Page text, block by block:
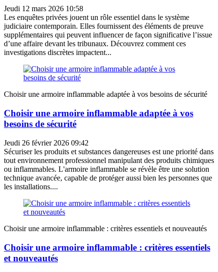
Jeudi 12 mars 2026 10:58
Les enquêtes privées jouent un rôle essentiel dans le système
judiciaire contemporain. Elles fournissent des éléments de preuve
supplémentaires qui peuvent influencer de façon significative l’issue
d’une affaire devant les tribunaux. Découvrez comment ces
investigations discrètes impactent...
Choisir une armoire inflammable adaptée à vos besoins de sécurité
Choisir une armoire inflammable adaptée à vos
besoins de sécurité
Jeudi 26 février 2026 09:42
Sécuriser les produits et substances dangereuses est une priorité dans
tout environnement professionnel manipulant des produits chimiques
ou inflammables. L'armoire inflammable se révèle être une solution
technique avancée, capable de protéger aussi bien les personnes que
les installations....
Choisir une armoire inflammable : critères essentiels et nouveautés
Choisir une armoire inflammable : critères essentiels
et nouveautés